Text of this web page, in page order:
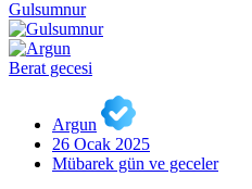
Gulsumnur
Berat gecesi
Argun
26 Ocak 2025
Mübarek gün ve geceler